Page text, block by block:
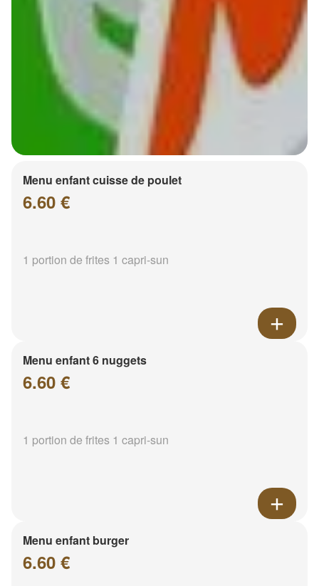
Menu enfant cuisse de poulet
6.60 €
1 portion de frites 1 capri-sun
Menu enfant 6 nuggets
6.60 €
1 portion de frites 1 capri-sun
Menu enfant burger
6.60 €